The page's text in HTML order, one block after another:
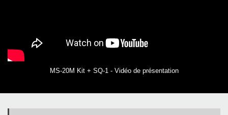
MS-20M Kit + SQ-1 - Vidéo de présentation